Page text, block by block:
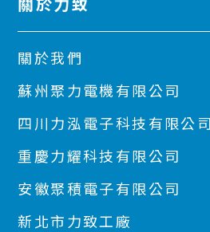
關於力致
關於我們
蘇州聚力電機有限公司
四川力泓電子科技有限公司
重慶力耀科技有限公司
安徽聚積電子有限公司
新北市力致工廠